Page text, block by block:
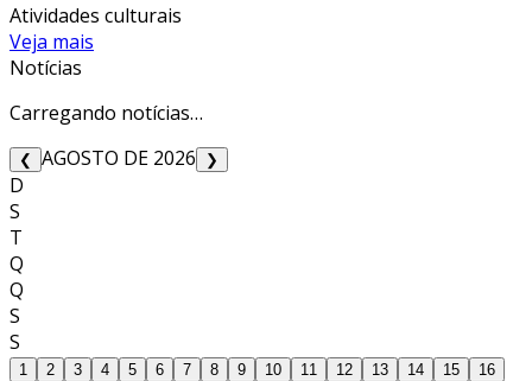
Atividades culturais
Veja mais
Notícias
Carregando notícias…
❮ AGOSTO DE 2026 ❯
D
S
T
Q
Q
S
S
1 2 3 4 5 6 7 8 9 10 11 12 13 14 15
16